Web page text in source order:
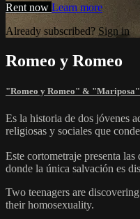
Rent now Learn more
Already subscribed? Sign in
Romeo y Romeo
"Romeo y Romeo" &
Es la historia de dos jóvenes
religiosas y sociales que
Este cortometraje presenta
donde la única salvación es
Two teenagers are
their homosexuality.